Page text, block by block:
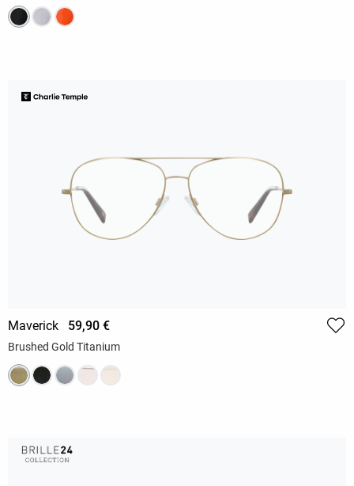
Maverick 59,90 €
Brushed Gold Titanium